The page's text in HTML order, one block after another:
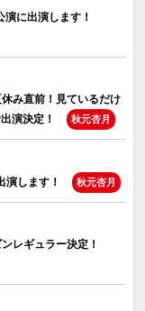
に出演します！
み直前！見ているだけ
演決定！
秋元杏月
します！
秋元杏月
レギュラー決定！